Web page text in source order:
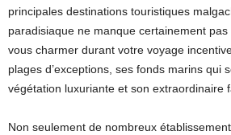
principales destinations touristiques
paradisiaque ne manque certainement pas
vous charmer durant votre voyage
plages d’exceptions, ses fonds marins qui
végétation luxuriante et son extraordinaire
Non seulement de nombreux